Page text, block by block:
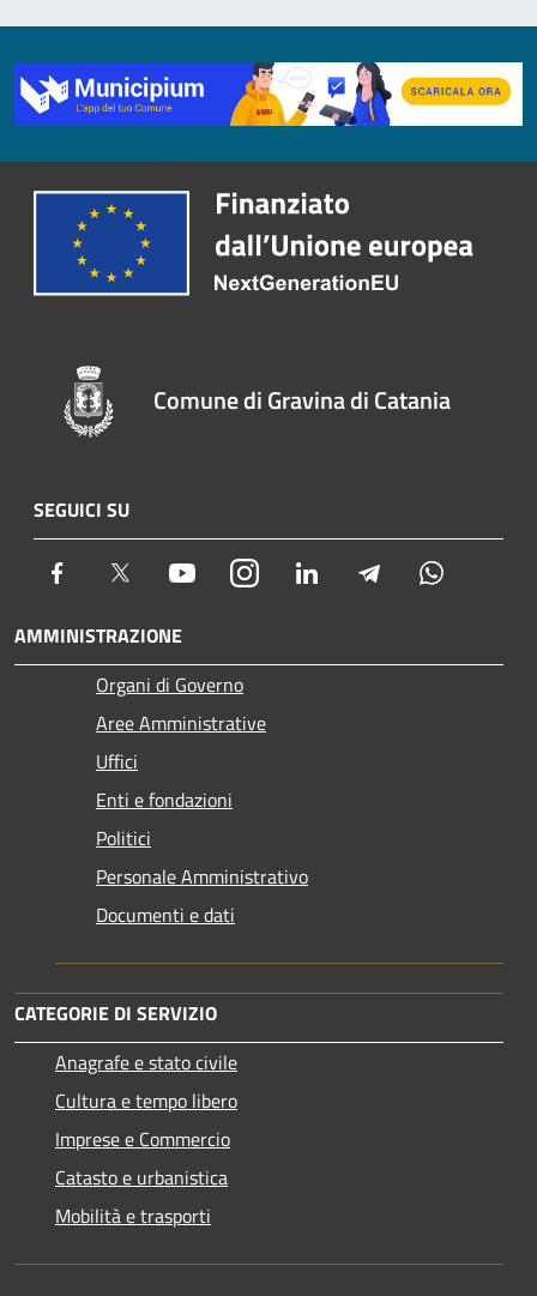
Comune di Gravina di Catania
SEGUICI SU
Facebook Twitter YoutubeInstagram LinkedIn Telegram
AMMINISTRAZIONE
Organi di Governo
Aree Amministrative
Uffici
Enti e fondazioni
Politici
Personale Amministrativo
Documenti e dati
CATEGORIE DI SERVIZIO
Anagrafe e stato civile
Cultura e tempo libero
Imprese e Commercio
Catasto e urbanistica
Mobilità e trasporti